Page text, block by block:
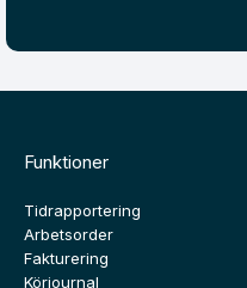
Funktioner
Tidrapportering
Arbetsorder
Fakturering
Körjournal